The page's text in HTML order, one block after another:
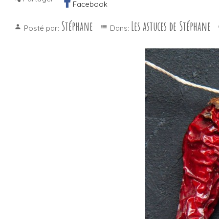
Facebook
person Posté par: Stéphane list Dans: Les astuces de Stéphane